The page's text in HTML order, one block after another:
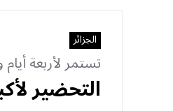
الجزائر
تستمر لأربعة
التحضير